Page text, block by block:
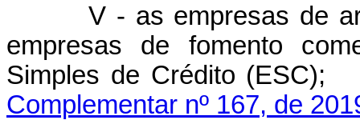
V - as empresas de
empresas de fomento
Simples de
Complementar nº 167, de